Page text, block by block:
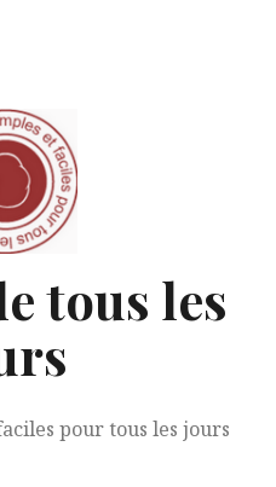
tous les
pour tous les jours